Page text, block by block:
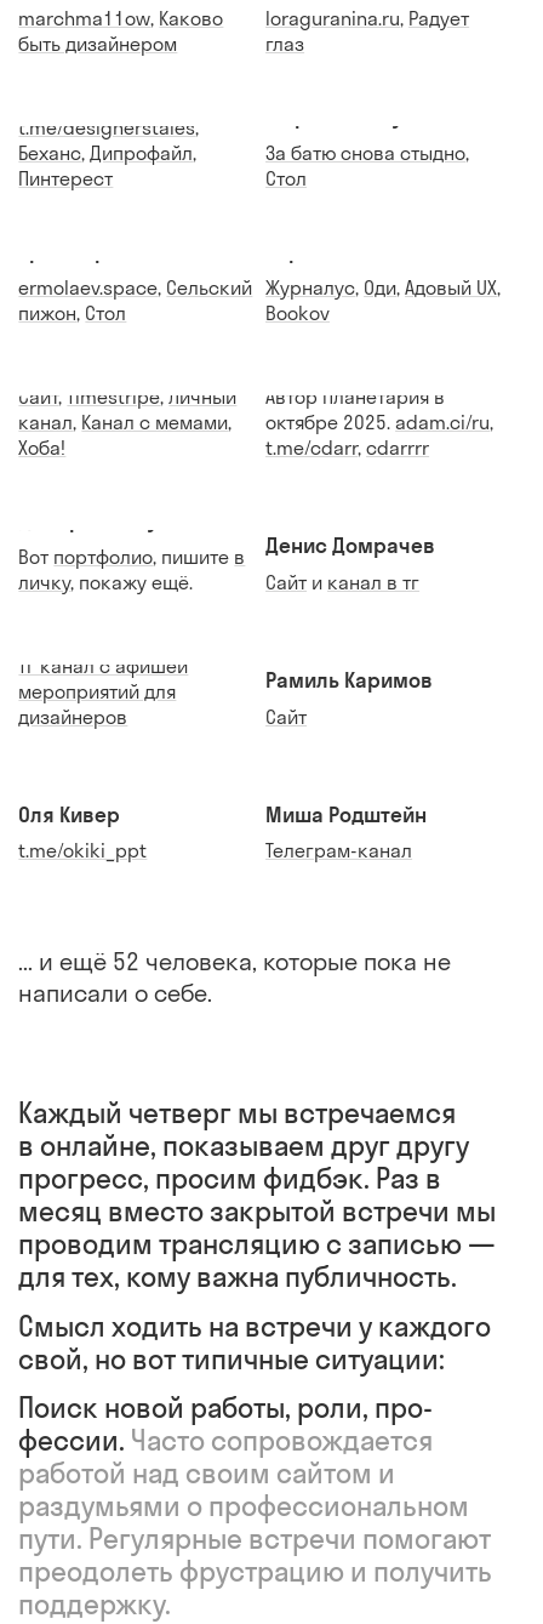
marchma11ow, Каково
быть дизайнером
loraguranina.ru, Радует
глаз
t.me/designerstales,
Беханс,Дипрофайл,
Пинтерест
За батю снова стыдно,
Стол
ermolaev.space, Сельский
пижон, Стол
Журналус, Оди,Адовый UX,
Bookov
Сайт, Timestripe,Личный
канал, Канал с мемами,
Хоба!
Автор Планетария в
октябре 2025.adam.ci/ru,
t.me/cdarr,cdarrrr
Вот портфолио, пишите в
личку, покажу ещё.
Денис Домрачев
Сайт и канал в тг
ТГ канал с афишей
мероприятий для
дизайнеров
Рамиль Каримов
Сайт
Оля Кивер
t.me/okiki_ppt
Миша Родштейн
Телеграм-канал
... и ещё 52 человека, которые пока не
написали о себе.
Каждый четверг мы встречаемся
в онлайне, показываем друг другу
прогресс, просим фидбэк. Раз в
месяц вместо закрытой встречи мы
проводим трансляцию с записью —
для тех, кому важна публичность.
Смысл ходить на встречи у каждого
свой, но вот типичные ситуации:
Поиск новой работы, роли, про­
фессии. Часто сопровожда­ется
работой над своим сайтом и
раздумьями о професси­ональном
пути. Регулярные встречи помогают
преодолеть фрустрацию и получить
поддержку.